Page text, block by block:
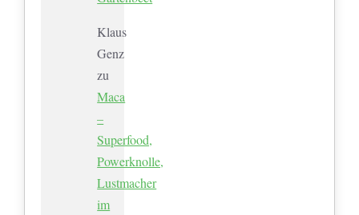
Klaus
Genz
zu
Maca
–
Superfood,
Powerknolle,
Lustmacher
im